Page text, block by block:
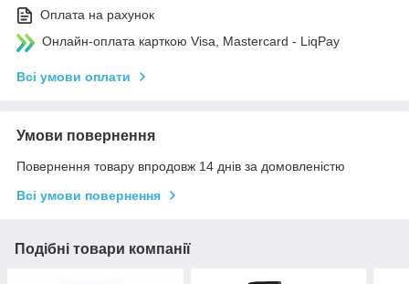
Оплата на рахунок
Онлайн-оплата карткою Visa, Mastercard - LiqPay
Всі умови оплати
Умови повернення
Повернення товару впродовж 14 днів за домовленістю
Всі умови повернення
Подібні товари компанії